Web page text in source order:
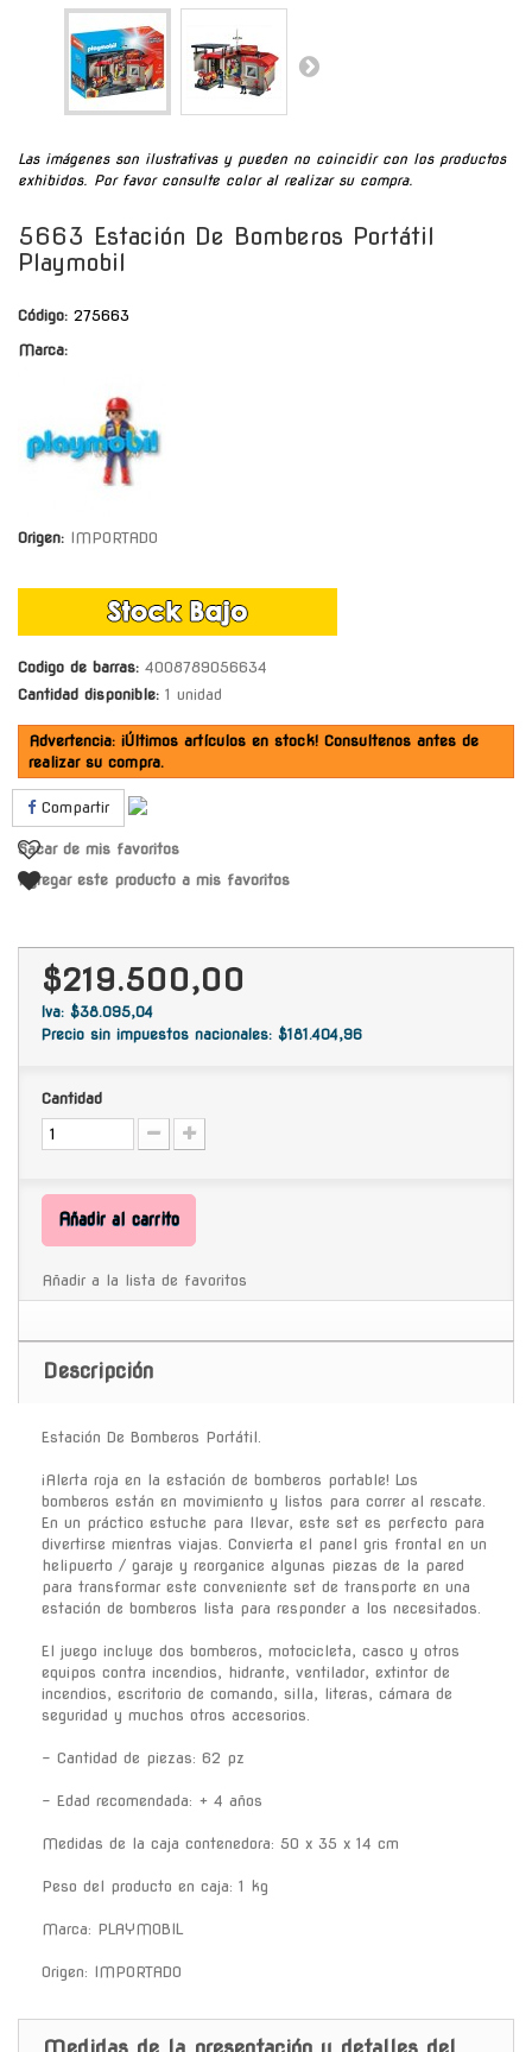
Las imágenes son ilustrativas y pueden no coincidir con los productos
exhibidos. Por favor consulte color al realizar su compra.
5663 Estación De Bomberos Portátil
Playmobil
Código: 275663
Marca:
Origen: IMPORTADO
Codigo de barras: 4008789056634
Cantidad disponible: 1 unidad
Advertencia: ¡Últimos artículos en stock! Consultenos antes de
realizar su compra.
Compartir
Sacar de mis favoritos
Agregar este producto a mis favoritos
$219.500,00
Iva: $38.095,04
Precio sin impuestos nacionales: $181.404,96
Cantidad
Añadir al carrito
Añadir a la lista de favoritos
Descripción
Estación De Bomberos Portátil.
¡Alerta roja en la estación de bomberos portable! Los
bomberos están en movimiento y listos para correr al rescate.
En un práctico estuche para llevar, este set es perfecto para
divertirse mientras viajas. Convierta el panel gris frontal en un
helipuerto / garaje y reorganice algunas piezas de la pared
para transformar este conveniente set de transporte en una
estación de bomberos lista para responder a los necesitados.
El juego incluye dos bomberos, motocicleta, casco y otros
equipos contra incendios, hidrante, ventilador, extintor de
incendios, escritorio de comando, silla, literas, cámara de
seguridad y muchos otros accesorios.
- Cantidad de piezas: 62 pz
- Edad recomendada: + 4 años
Medidas de la caja contenedora: 50 x 35 x 14 cm
Peso del producto en caja: 1 kg
Marca: PLAYMOBIL
Origen: IMPORTADO